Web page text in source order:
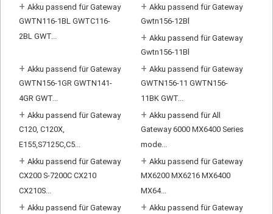
+ Akku passend für Gateway
GWTN116-1BL GWTC116-
2BL GWT...
+ Akku passend für Gateway
Gwtn156-12Bl
+ Akku passend für Gateway
Gwtn156-11Bl
+ Akku passend für Gateway
GWTN156-1GR GWTN141-
4GR GWT...
+ Akku passend für Gateway
GWTN156-11 GWTN156-
11BK GWT...
+ Akku passend für Gateway
C120, C120X,
E155,S7125C,C5...
+ Akku passend für All
Gateway 6000 MX6400 Series
mode...
+ Akku passend für Gateway
CX200 S-7200C CX210
CX210S...
+ Akku passend für Gateway
MX6200 MX6216 MX6400
MX64...
+ Akku passend für Gateway + Akku passend für Gateway